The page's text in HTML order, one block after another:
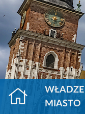
WŁADZE I
MIASTO